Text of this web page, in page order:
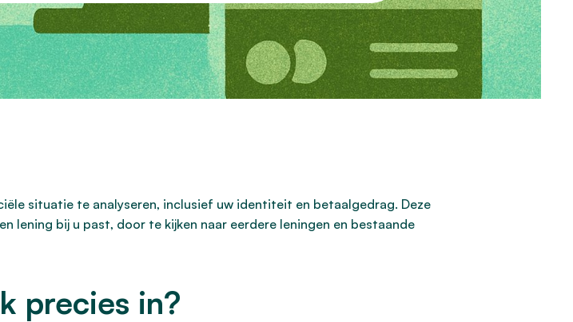
situatie te analyseren, inclusief uw identiteit en betaalgedrag. Deze
bij u past, door te kijken naar eerdere leningen en bestaande
precies in?